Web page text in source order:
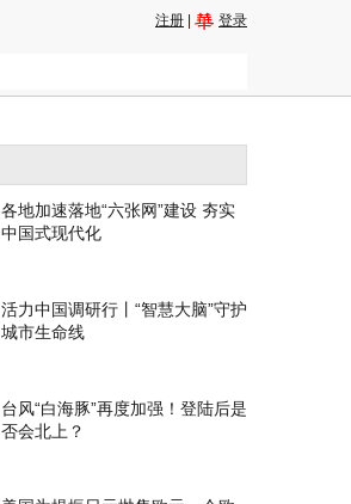
注册 登录
各地加速落地“六张网”建设 夯实
中国式现代化
活力中国调研行丨“智慧大脑”守护
城市生命线
台风“白海豚”再度加强！登陆后是
否会北上？